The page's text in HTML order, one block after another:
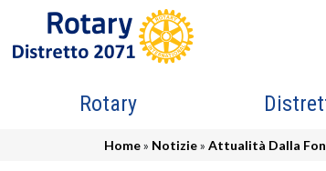
Salta al contenuto principale
Navigazione principale
Rotary
Briciole di pane
Home Notizie Attualità Dalla